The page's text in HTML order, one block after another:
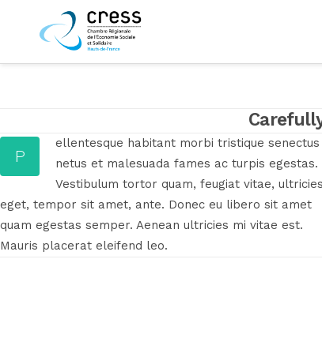
P
ellentesque habitant morbi tristique
netus et malesuada fames ac turpis egestas.
Vestibulum tortor quam, feugiat vitae, ultricies
eget, tempor sit amet, ante. Donec eu libero sit amet
quam egestas semper. Aenean ultricies mi vitae est.
Mauris placerat eleifend leo.